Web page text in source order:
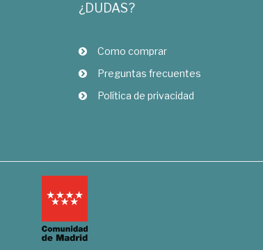
¿DUDAS?
Como comprar
Preguntas frecuentes
Política de privacidad